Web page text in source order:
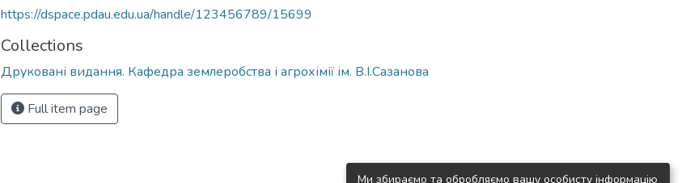
https://dspace.pdau.edu.ua/handle/123456789/15699
Collections
Друковані видання. Кафедра землеробства і агрохімії ім. В.І.Сазанова
Full item page
Ми збираємо та обробляємо вашу особисту інформацію